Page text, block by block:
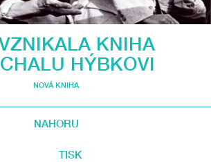
KNIHA
HÝBKOVI
NOVÁ KNIHA
NAHORU
TISK